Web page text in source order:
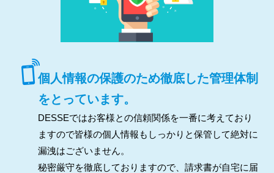
個人情報の保護のため徹底した管理体制
をとっています。
DESSEではお客様との信頼関係を一番に考えており
ますので皆様の個人情報もしっかりと保管して絶対に
漏洩はございません。
秘密厳守を徹底しておりますので、請求書が自宅に届